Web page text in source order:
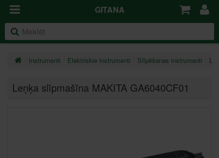
GITANA
Instrumenti Elektriskie instrumenti Slīpēšanas instrumenti
Leņķa slīpmašīna MAKITA GA6040CF01